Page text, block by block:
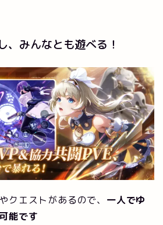
、みんなとも遊べる！
クエストがあるので、 一人でゆ
能です